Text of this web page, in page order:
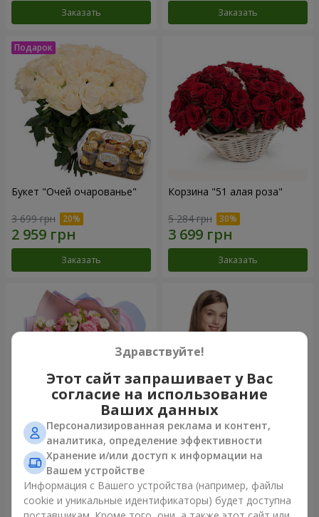
Заказать Заказать
Букет "Очей очарованье"
3 699 грн
Заказать
Корзина "51 алая роза"
5 284 грн
Заказать
Букет "Сказка моей жизни"
2 332 грн
Заказать
Корзина "Ангелочек"
Заказать
Здравствуйте!
Этот сайт запрашивает у Вас
согласие на использование
Ваших данных
Персонализированная реклама и контент,
аналитика, определение эффективности
Хранение и/или доступ к информации на
Вашем устройстве
Информация с Вашего устройства (например, файлы
cookie и уникальные идентификаторы) будет доступна